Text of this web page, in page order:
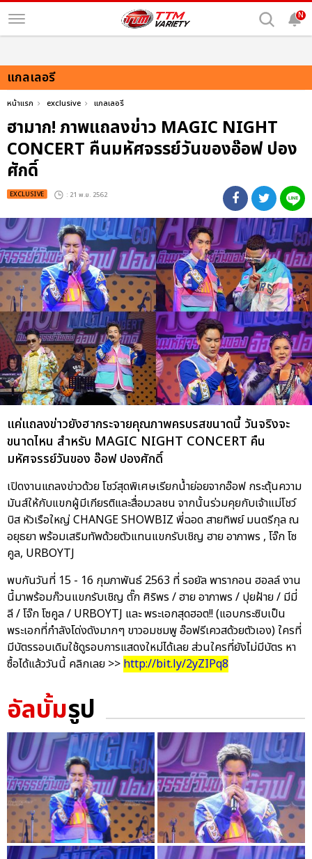
N
แกลเลอรี
หน้าแรก exclusive แกลเลอรี
ฮามาก! ภาพแถลงข่าว MAGIC NIGHT
CONCERT คืนมหัศจรรย์วันของอ๊อฟ ปอง
ศักดิ์
EXCLUSIVE : 21 พ.ย. 2562
แค่แถลงข่าวยังฮากระจายคุณภาพครบรสขนาดนี้ วันจริงจะ
ขนาดไหน สำหรับ MAGIC NIGHT CONCERT คืน
มหัศจรรย์วันของ อ๊อฟ ปองศักดิ์
เปิดงานแถลงข่าวด้วย โชว์สุดพิเศษเรียกน้ำย่อยจากอ๊อฟ กระตุ้นความ
มันส์ให้กับแขกผู้มีเกียรติและสื่อมวลชน จากนั้นร่วมคุยกับเจ้าแม่โชว์
บิส หัวเรือใหญ่ CHANGE SHOWBIZ พี่ฉอด สายทิพย์ มนตรีกุล ณ
อยุธยา พร้อมเสริมทัพด้วยตัวแทนแขกรับเชิญ ฮาย อาภาพร , โจ๊ก โซ
คูล, URBOYTJ
พบกันวันที่ 15 - 16 กุมภาพันธ์ 2563 ที่ รอยัล พารากอน ฮอลล์ งาน
นี้มาพร้อมก๊วนแขกรับเชิญ ตั๊ก ศิริพร / ฮาย อาภาพร / ปุยฝ้าย / มีมี่
ลี / โจ๊ก โซคูล / URBOYTJ และ พระเอกสุดฮอต!! (แอบกระซิบเป็น
พระเอกที่กำลังโด่งดังมากๆ ขาวอมชมพู อ๊อฟรีเควสด้วยตัวเอง) ใครที่
มีบัตรรอบเดิมใช้ดูรอบการแสดงใหม่ได้เลย ส่วนใครที่ยังไม่มีบัตร หา
ซื้อได้แล้ววันนี้ คลิกเลย >> http://bit.ly/2yZIPq8
อัลบั้มรูป